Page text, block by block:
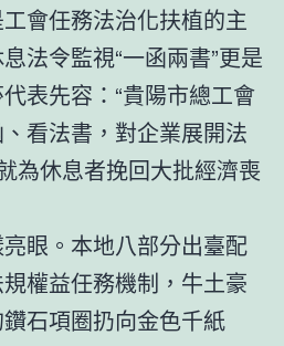
會任務法治化扶植的主
法令監視“一函兩書”更是
表先容：“貴陽市總工會
看法書，對企業展開法
為休息者挽回大批經濟喪
眼。本地八部分出臺配
權益任務機制，牛土豪
石項圈扔向金色千紙